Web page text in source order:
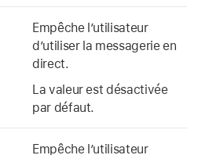
Empêche lʼutilisateur
dʼutiliser la messagerie en
direct.
La valeur est désactivée
par défaut.
Empêche lʼutilisateur